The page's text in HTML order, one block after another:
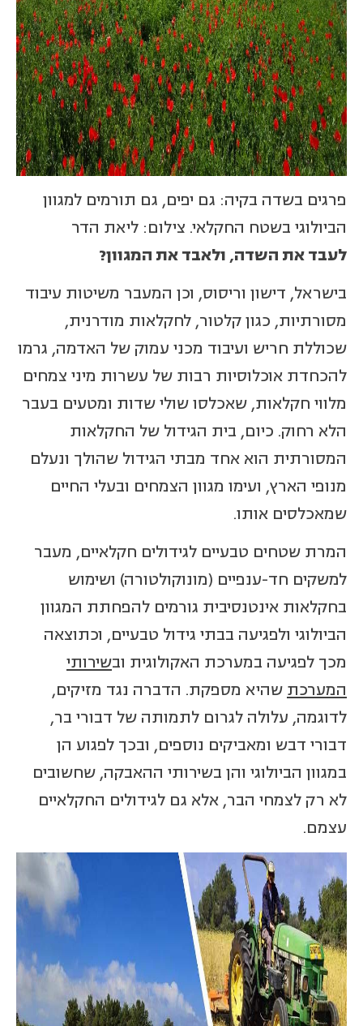
פרגים בשדה בקיה: גם יפים, גם תורמים למגוון
הביולוגי בשטח החקלאי. צילום: ליאת הדר
לעבד את השדה, ולאבד את המגוון?
בישראל, דישון וריסוס, וכן המעבר משיטות עיבוד
מסורתיות, כגון קלטור, לחקלאות מודרנית,
שכוללת חריש ועיבוד מכני עמוק של האדמה, גרמו
להכחדת אוכלוסיות רבות של עשרות מיני צמחים
מלווי חקלאות, שאכלסו שולי שדות ומטעים בעבר
הלא רחוק. כיום, בית הגידול של החקלאות
המסורתית הוא אחד מבתי הגידול שהולך ונעלם
מנופי הארץ, ועימו מגוון הצמחים ובעלי החיים
שמאכלסים אותו.
המרת שטחים טבעיים לגידולים חקלאיים, מעבר
למשקים חד-ענפיים (מונוקולטורה) ושימוש
בחקלאות אינטנסיבית גורמים להפחתת המגוון
הביולוגי ולפגיעה בבתי גידול טבעיים, וכתוצאה
מכך לפגיעה במערכת האקולוגית ובשירותי
המערכת שהיא מספקת. הדברה נגד מזיקים,
לדוגמה, עלולה לגרום לתמותה של דבורי בר,
דבורי דבש ומאביקים נוספים, ובכך לפגוע הן
במגוון הביולוגי והן בשירותי ההאבקה, שחשובים
לא רק לצמחי הבר, אלא גם לגידולים החקלאיים
עצמם.